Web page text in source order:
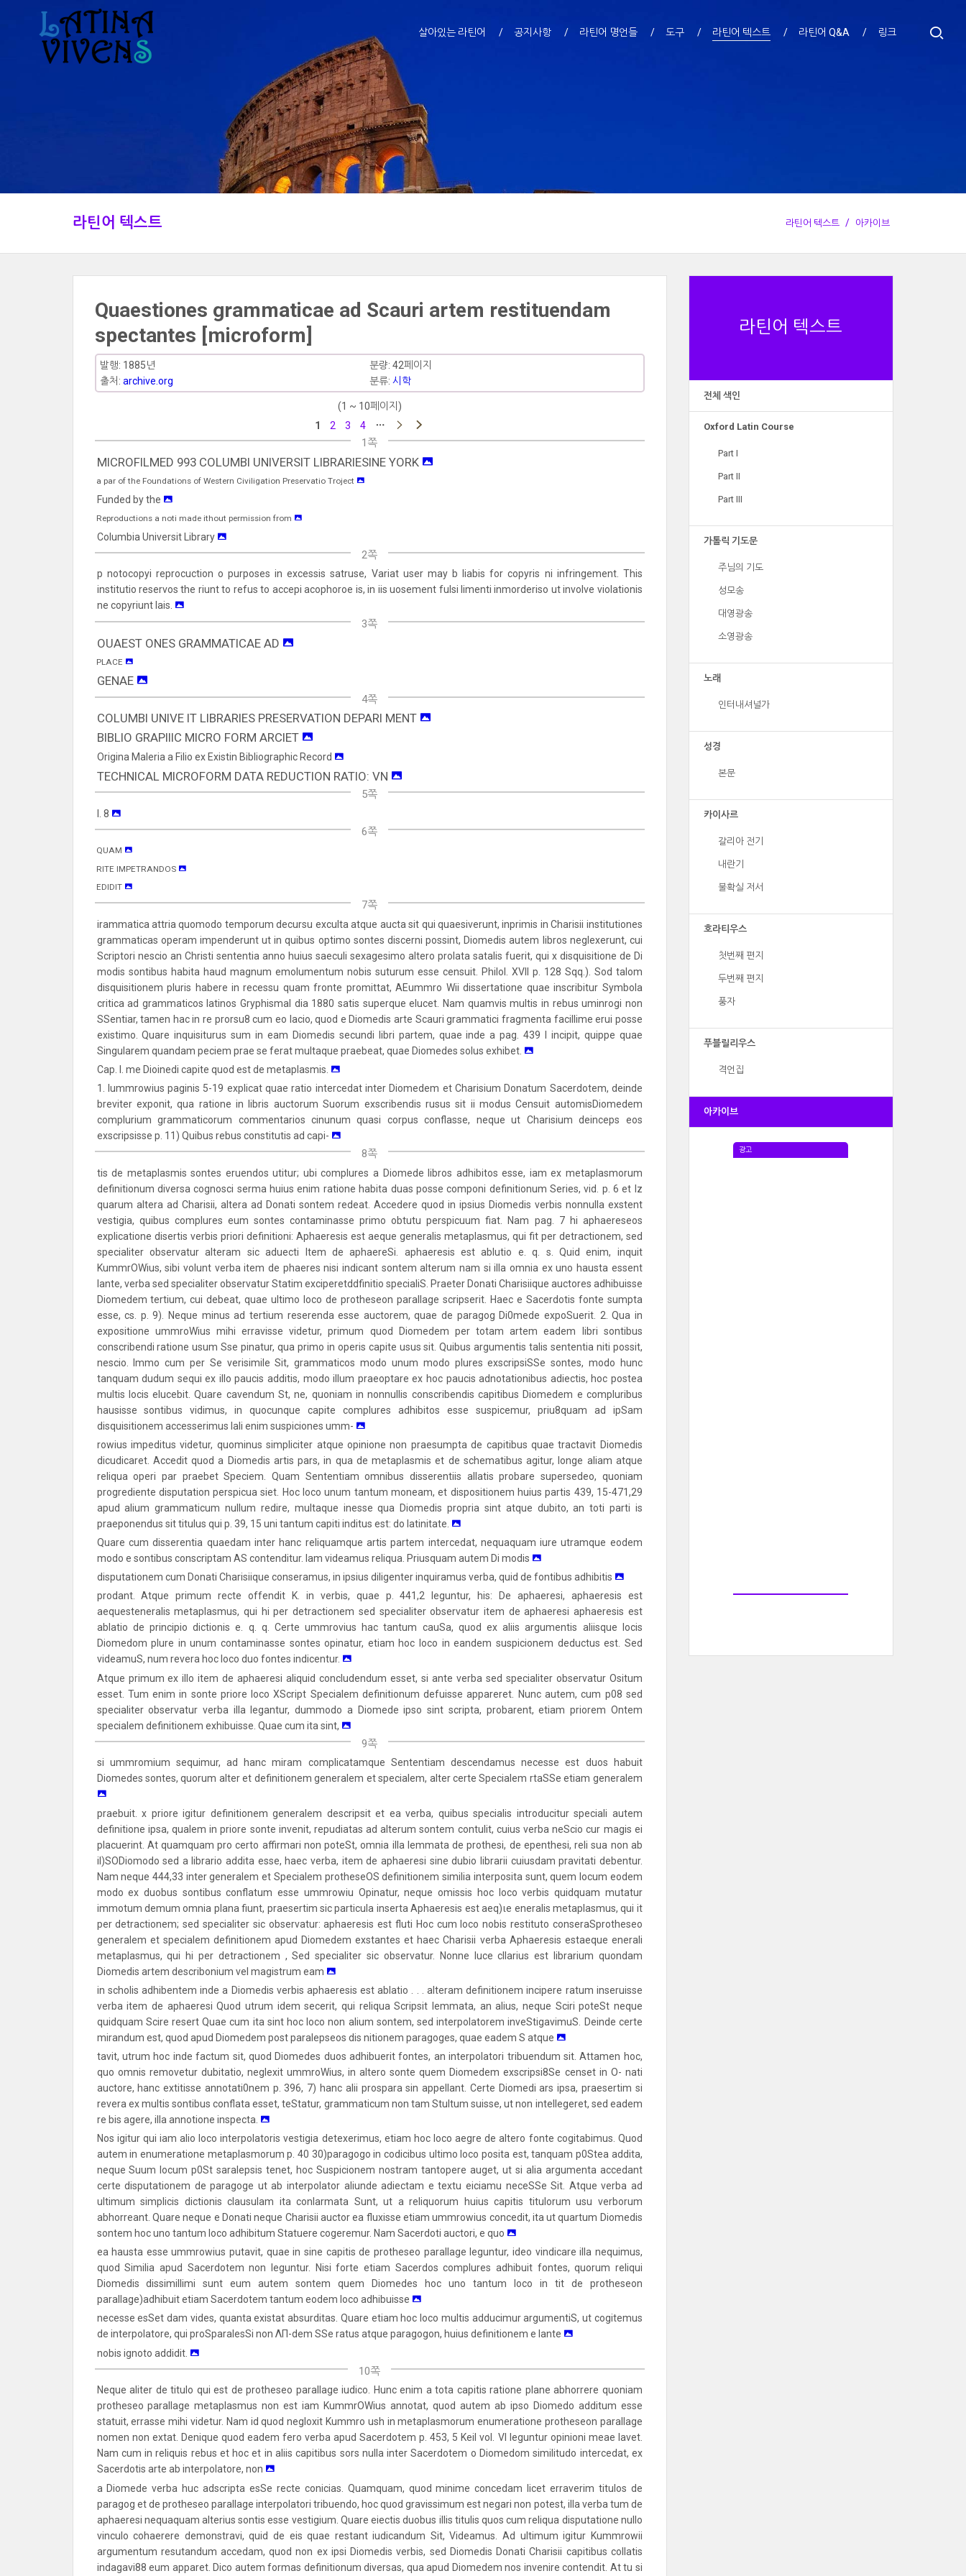
살아있는 라틴어 공지사항 라틴어 명언들 도구 라틴어 텍스트 라틴어 Q&A 링크
라틴어 텍스트 라틴어 텍스트 아카이브
라틴어 텍스트
전체 색인
Oxford Latin Course
Part I
Part II
Part III
가톨릭 기도문
주님의 기도
성모송
대영광송
소영광송
노래
인터내셔널가
성경
본문
카이사르
갈리아 전기
내란기
불확실 저서
호라티우스
첫번째 편지
두번째 편지
풍자
푸블릴리우스
격언집
아카이브
광고
Quaestiones grammaticae ad Scauri artem restituendam
spectantes [microform]
발행: 1885년
분량: 42페이지
출처:archive.org 분류:시학
(1 ~ 10페이지)
1
2 3 4
1쪽
MICROFILMED 993 COLUMBI UNIVERSIT LIBRARIESINE YORΚ
a par of the Foundations of Western Civiligation Preservatio Troject
Funded by the
Reproductions a noti made ithout permission from
Columbia Universit Library
2쪽
p notocopyi reprocuction o purposes in excessis satruse, Variat user may b liabis for copyris ni infringement. This
institutio reservos the riunt to refus to accepi acophoroe is, in iis uosement fulsi limenti inmorderiso ut involve violationis
ne copyriunt lais.
3쪽
OUAEST ONES GRAMMATICAE AD
PLACE
GENAE
4쪽
COLUMBI UNIVE IT LIBRARIES PRESERVATION DEPARI MENT
BIBLIO GRAPIIIC MICRO FORM ARCIET
Origina Maleria a Filio ex Existin Bibliographic Record
TECHNICAL MICROFORM DATA REDUCTION RATIO: VN
5쪽
l. 8
6쪽
QUAM
RIΤΕ IMPETRANDOS
EDIDIT
7쪽
irammatica attria quomodo temporum decursu exculta atque aucta sit qui quaesiverunt, inprimis in Charisii institutiones
grammaticas operam impenderunt ut in quibus optimo sontes discerni possint, Diomedis autem libros neglexerunt, cui
Scriptori nescio an Christi sententia anno huius saeculi sexagesimo altero prolata satalis fuerit, qui x disquisitione de Di
modis sontibus habita haud magnum emolumentum nobis suturum esse censuit. Philol. XVII p. 128 Sqq.). Sod talom
disquisitionem pluris habere in recessu quam fronte promittat, AEummro Wii dissertatione quae inscribitur Symbola
critica ad grammaticos latinos Gryphismal dia 1880 satis superque elucet. Nam quamvis multis in rebus uminrogi non
SSentiar, tamen hac in re prorsu8 cum eo lacio, quod e Diomedis arte Scauri grammatici fragmenta facillime erui posse
existimo. Quare inquisiturus sum in eam Diomedis secundi libri partem, quae inde a pag. 439 I incipit, quippe quae
Singularem quandam peciem prae se ferat multaque praebeat, quae Diomedes solus exhibet.
Cap. I. me Dioinedi capite quod est de metaplasmis.
1. Iummrowius paginis 5-19 explicat quae ratio intercedat inter Diomedem et Charisium Donatum Sacerdotem, deinde
breviter exponit, qua ratione in libris auctorum Suorum exscribendis rusus sit ii modus Censuit automisDiomedem
complurium grammaticorum commentarios cinunum quasi corpus conflasse, neque ut Charisium deinceps eos
exscripsisse p. 11) Quibus rebus constitutis ad capi-
8쪽
tis de metaplasmis sontes eruendos utitur; ubi complures a Diomede libros adhibitos esse, iam ex metaplasmorum
definitionum diversa cognosci serma huius enim ratione habita duas posse componi definitionum Series, vid. p. 6 et Iz
quarum altera ad Charisii, altera ad Donati sontem redeat. Accedere quod in ipsius Diomedis verbis nonnulla exstent
vestigia, quibus complures eum sontes contaminasse primo obtutu perspicuum fiat. Nam pag. 7 hi aphaereseos
explicatione disertis verbis priori definitioni: Aphaeresis est aeque generalis metaplasmus, qui fit per detractionem, sed
specialiter observatur alteram sic aduecti Item de aphaereSi. aphaeresis est ablutio e. q. s. Quid enim, inquit
ΚummrOWius, sibi volunt verba item de phaeres nisi indicant sontem alterum nam si illa omnia ex uno hausta essent
lante, verba sed specialiter observatur Statim exciperetddfinitio specialiS. Praeter Donati Charisiique auctores adhibuisse
Diomedem tertium, cui debeat, quae ultimo loco de protheseon parallage scripserit. Haec e Sacerdotis fonte sumpta
esse, cs. p. 9). Neque minus ad tertium reserenda esse auctorem, quae de paragog Di0mede expoSuerit. 2. Qua in
expositione ummroWius mihi erravisse videtur, primum quod Diomedem per totam artem eadem libri sontibus
conscribendi ratione usum Sse pinatur, qua primo in operis capite usus sit. Quibus argumentis talis sententia niti possit,
nescio. Immo cum per Se verisimile Sit, grammaticos modo unum modo plures exscripsiSSe sontes, modo hunc
tanquam dudum sequi ex illo paucis additis, modo illum praeoptare ex hoc paucis adnotationibus adiectis, hoc postea
multis locis elucebit. Quare cavendum St, ne, quoniam in nonnullis conscribendis capitibus Diomedem e compluribus
hausisse sontibus vidimus, in quocunque capite complures adhibitos esse suspicemur, priu8quam ad ipSam
disquisitionem accesserimus Iali enim suspiciones umm-
rowius impeditus videtur, quominus simpliciter atque opinione non praesumpta de capitibus quae tractavit Diomedis
dicudicaret. Accedit quod a Diomedis artis pars, in qua de metaplasmis et de schematibus agitur, longe aliam atque
reliqua operi par praebet Speciem. Quam Sententiam omnibus disserentiis allatis probare supersedeo, quoniam
progrediente disputation perspicua siet. Hoc loco unum tantum moneam, et dispositionem huius partis 439, 15-471,29
apud alium grammaticum nullum redire, multaque inesse qua Diomedis propria sint atque dubito, an toti parti is
praeponendus sit titulus qui p. 39, 15 uni tantum capiti inditus est: do latinitate.
Quare cum disserentia quaedam inter hanc reliquamque artis partem intercedat, nequaquam iure utramque eodem
modo e sontibus conscriptam AS contenditur. Iam videamus reliqua. Priusquam autem Di modis
disputationem cum Donati Charisiique conseramus, in ipsius diligenter inquiramus verba, quid de fontibus adhibitis
prodant. Atque primum recte offendit Κ. in verbis, quae p. 441,2 leguntur, his: De aphaeresi, aphaeresis est
aequesteneralis metaplasmus, qui hi per detractionem sed specialiter observatur item de aphaeresi aphaeresis est
ablatio de principio dictionis e. q. q. Certe ummrovius hac tantum cauSa, quod ex aliis argumentis aliisque locis
Diomedom plure in unum contaminasse sontes opinatur, etiam hoc loco in eandem suspicionem deductus est. Sed
videamuS, num revera hoc loco duo fontes indicentur.
Atque primum ex illo item de aphaeresi aliquid concludendum esset, si ante verba sed specialiter observatur Ositum
esset. Tum enim in sonte priore loco XScript Specialem definitionum defuisse appareret. Nunc autem, cum p08 sed
specialiter observatur verba illa legantur, dummodo a Diomede ipso sint scripta, probarent, etiam priorem Ontem
specialem definitionem exhibuisse. Quae cum ita sint,
9쪽
si ummromium sequimur, ad hanc miram complicatamque Sententiam descendamus necesse est duos habuit
Diomedes sontes, quorum alter et definitionem generalem et specialem, alter certe Specialem rtaSSe etiam generalem
praebuit. x priore igitur definitionem generalem descripsit et ea verba, quibus specialis introducitur speciali autem
definitione ipsa, qualem in priore sonte invenit, repudiatas ad alterum sontem contulit, cuius verba neScio cur magis ei
placuerint. At quamquam pro certo affirmari non poteSt, omnia illa lemmata de prothesi, de epenthesi, reli sua non ab
il)SODiomodo sed a librario addita esse, haec verba, item de aphaeresi sine dubio librarii cuiusdam pravitati debentur.
Nam neque 444,33 inter generalem et Specialem protheseOS definitionem similia interposita sunt, quem locum eodem
modo ex duobus sontibus conflatum esse ummrowiu Opinatur, neque omissis hoc loco verbis quidquam mutatur
immotum demum omnia plana fiunt, praesertim sic particula inserta Aphaeresis est aeq)ιe eneralis metaplasmus, qui it
per detractionem; sed specialiter sic observatur: aphaeresis est fluti Hoc cum loco nobis restituto conseraSprotheseo
generalem et specialem definitionem apud Diomedem exstantes et haec Charisii verba Aphaeresis estaeque enerali
metaplasmus, qui hi per detractionem , Sed specialiter sic observatur. Nonne luce cllarius est librarium quondam
Diomedis artem describonium vel magistrum eam
in scholis adhibentem inde a Diomedis verbis aphaeresis est ablatio . . . alteram definitionem incipere ratum inseruisse
verba item de aphaeresi Quod utrum idem secerit, qui reliqua Scripsit lemmata, an alius, neque Sciri poteSt neque
quidquam Scire resert Quae cum ita sint hoc loco non alium sontem, sed interpolatorem inveStigavimuS. Deinde certe
mirandum est, quod apud Diomedem post paralepseos dis nitionem paragoges, quae eadem S atque
tavit, utrum hoc inde factum sit, quod Diomedes duos adhibuerit fontes, an interpolatori tribuendum sit. Attamen hoc,
quo omnis removetur dubitatio, neglexit ummroWius, in altero sonte quem Diomedem exscripsi8Se censet in O- nati
auctore, hanc extitisse annotati0nem p. 396, 7) hanc alii prospara sin appellant. Certe Diomedi ars ipsa, praesertim si
revera ex multis sontibus conflata esset, teStatur, grammaticum non tam Stultum suisse, ut non intellegeret, sed eadem
re bis agere, illa annotione inspecta.
Nos igitur qui iam alio loco interpolatoris vestigia detexerimus, etiam hoc loco aegre de altero fonte cogitabimus. Quod
autem in enumeratione metaplasmorum p. 40 30)paragogo in codicibus ultimo loco posita est, tanquam p0Stea addita,
neque Suum locum p0St saralepsis tenet, hoc Suspicionem nostram tantopere auget, ut si alia argumenta accedant
certe disputationem de paragoge ut ab interpolator aliunde adiectam e textu eiciamu neceSSe Sit. Atque verba ad
ultimum simplicis dictionis clausulam ita conlarmata Sunt, ut a reliquorum huius capitis titulorum usu verborum
abhorreant. Quare neque e Donati neque Charisii auctor ea fluxisse etiam ummrowius concedit, ita ut quartum Diomedis
sontem hoc uno tantum loco adhibitum Statuere cogeremur. Nam Sacerdoti auctori, e quo
ea hausta esse ummrowius putavit, quae in sine capitis de protheseo parallage leguntur, ideo vindicare illa nequimus,
quod Similia apud Sacerdotem non leguntur. Nisi forte etiam Sacerdos complures adhibuit fontes, quorum reliqui
Diomedis dissimillimi sunt eum autem sontem quem Diomedes hoc uno tantum loco in tit de protheseon
parallage)adhibuit etiam Sacerdotem tantum eodem loco adhibuisse
necesse esSet dam vides, quanta existat absurditas. Quare etiam hoc loco multis adducimur argumentiS, ut cogitemus
de interpolatore, qui proSparalesSi non ΛΠ-dem SSe ratus atque paragogon, huius definitionem e lante
nobis ignoto addidit.
10쪽
Neque aliter de titulo qui est de protheseo parallage iudico. Hunc enim a tota capitis ratione plane abhorrere quoniam
protheseo parallage metaplasmus non est iam ΚummrOWius annotat, quod autem ab ipso Diomedo additum esse
statuit, errasse mihi videtur. Nam id quod negloxit Κummro ush in metaplasmorum enumeratione protheseon parallage
nomen non extat. Denique quod eadem fero verba apud Sacerdotem p. 453, 5 Keil vol. VI leguntur opinioni meae lavet.
Nam cum in reliquis rebus et hoc et in aliis capitibus sors nulla inter Sacerdotem o Diomedom similitudo intercedat, ex
Sacerdotis arte ab interpolatore, non
a Diomede verba huc adscripta esSe recte conicias. Quamquam, quod minime concedam licet erraverim titulos de
paragog et de protheseo parallage interpolatori tribuendo, hoc quod gravissimum est negari non potest, illa verba tum de
aphaeresi nequaquam alterius sontis esse vestigium. Quare eiectis duobus illis titulis quos cum reliqua disputatione nullo
vinculo cohaerere demonstravi, quid de eis quae restant iudicandum Sit, Videamus. Ad ultimum igitur Κummrowii
argumentum resutandum accedam, quod non ex ipsi Diomedis verbis, sed Diomedis Donati Charisii capitibus collatis
indagavi88 eum apparet. Dico autem formas definitionum diversas, qua apud Diomedem nos invenire contendit. At tu si